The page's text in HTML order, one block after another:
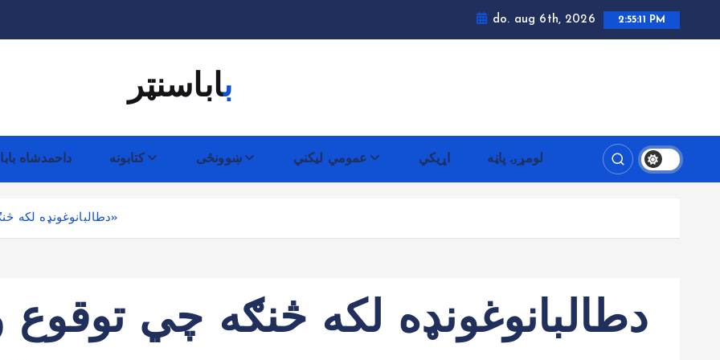
do. aug 6th, 2026 2:55:12 PM
باباسنټر
داحمدشاه کتابونه ښوونځی عمومي لیکني اړيکي لومړۍ پاڼه
«دطالبانوغونډه لکه څنګه چي توقوع وه هغه سي بې نتیجې خلاصه سوه»